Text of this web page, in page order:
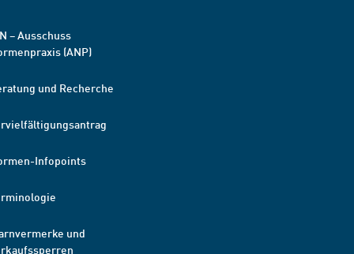
– Ausschuss
(ANP)
und Recherche
Infopoints
und